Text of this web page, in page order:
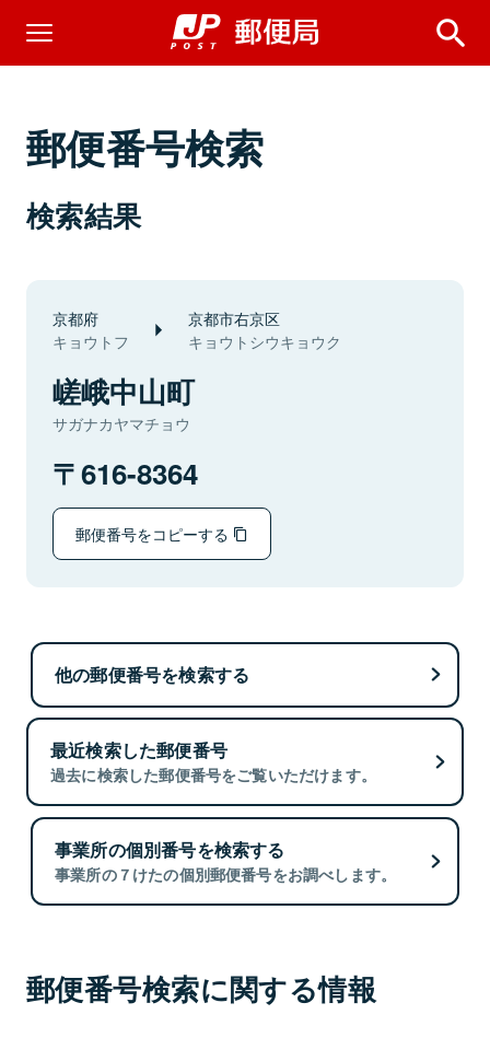
郵便番号検索
検索結果
京都府
キョウトフ
京都市右京区
キョウトシウキョウク
嵯峨中山町
サガナカヤマチョウ
616-8364
郵便番号をコピーする
他の郵便番号を検索する
最近検索した郵便番号
過去に検索した郵便番号をご覧いただけます。
事業所の個別番号を検索する
事業所の７けたの個別郵便番号をお調べします。
郵便番号検索に関する情報